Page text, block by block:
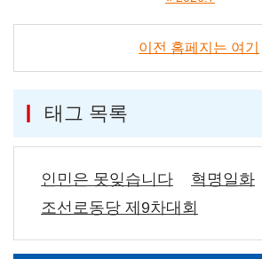
이전 홈페지는 여기
태그 목록
인민은 못잊습니다
혁명일화
조선로동당 제9차대회